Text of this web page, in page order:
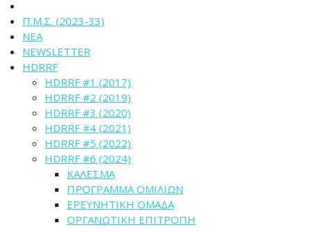
Π.Μ.Σ. (2023-33)
ΝΕΑ
NEWSLETTER
HDRRF
HDRRF #1 (2017)
HDRRF #2 (2019)
HDRRF #3 (2020)
HDRRF #4 (2021)
HDRRF #5 (2022)
HDRRF #6 (2024)
ΚΑΛΕΣΜΑ
ΠΡΟΓΡΑΜΜΑ ΟΜΙΛΙΩΝ
ΕΡΕΥΝΗΤΙΚΗ ΟΜΑΔΑ
ΟΡΓΑΝΩΤΙΚΗ ΕΠΙΤΡΟΠΗ